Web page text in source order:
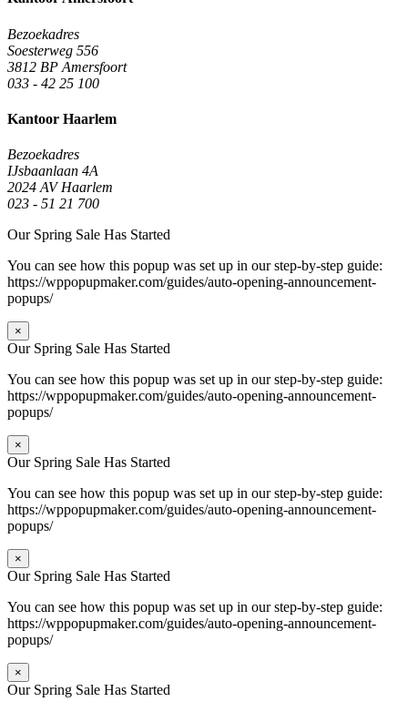
Bezoekadres
Soesterweg 556
3812 BP Amersfoort
033 - 42 25 100
Kantoor Haarlem
Bezoekadres
IJsbaanlaan 4A
2024 AV Haarlem
023 - 51 21 700
Our Spring Sale Has Started
You can see how this popup was set up in our step-by-step guide:
https://wppopupmaker.com/guides/auto-opening-announcement-
popups/
×
Our Spring Sale Has Started
You can see how this popup was set up in our step-by-step guide:
https://wppopupmaker.com/guides/auto-opening-announcement-
popups/
×
Our Spring Sale Has Started
You can see how this popup was set up in our step-by-step guide:
https://wppopupmaker.com/guides/auto-opening-announcement-
popups/
×
Our Spring Sale Has Started
You can see how this popup was set up in our step-by-step guide:
https://wppopupmaker.com/guides/auto-opening-announcement-
popups/
×
Our Spring Sale Has Started